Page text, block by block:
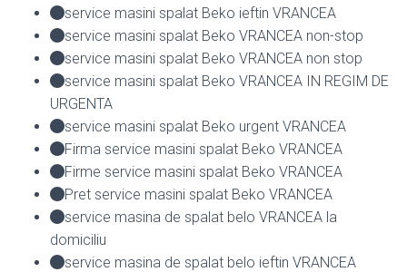
service masini spalat Beko ieftin VRANCEA
service masini spalat Beko VRANCEA non-stop
service masini spalat Beko VRANCEA non stop
service masini spalat Beko VRANCEA IN REGIM DE
URGENTA
service masini spalat Beko urgent VRANCEA
Firma service masini spalat Beko VRANCEA
Firme service masini spalat Beko VRANCEA
Pret service masini spalat Beko VRANCEA
service masina de spalat belo VRANCEA la
domiciliu
service masina de spalat belo ieftin VRANCEA